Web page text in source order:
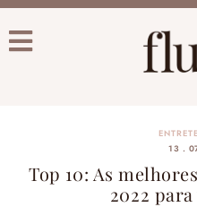
13 .
Top 10: As
2022